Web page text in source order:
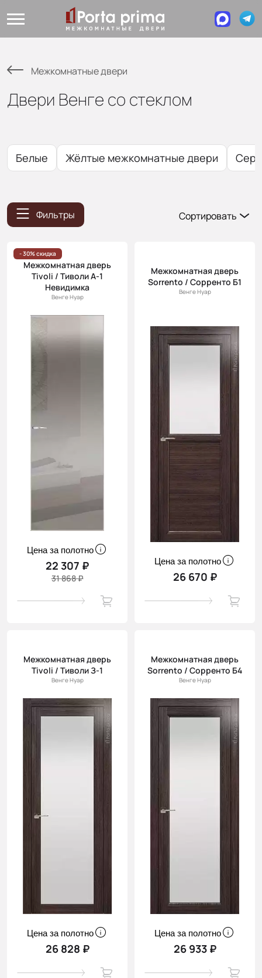
Межкомнатные двери
Двери Венге со стеклом
Белые Жёлтые межкомнатные двери
Фильтры
Сортировать
(возр.)
Цена (убыв.)
Cначала
скидки
- 30% скидка
Межкомнатная дверь
Tivoli / Тиволи А-1
Невидимка
Венге Нуар
Цена за полотно
22 307 ₽
31 868 ₽
Межкомнатная дверь
Sorrento / Сорренто Б1
Венге Нуар
Цена за полотно
26 670 ₽
Межкомнатная дверь
Tivoli / Тиволи З-1
Венге Нуар
Цена за полотно
26 828 ₽
Межкомнатная дверь
Sorrento / Сорренто Б4
Венге Нуар
Цена за полотно
26 933 ₽